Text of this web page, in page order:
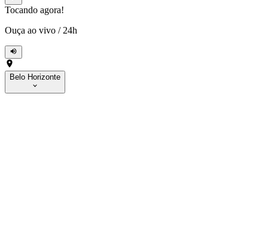
Tocando agora!
Ouça ao vivo / 24h
Belo Horizonte